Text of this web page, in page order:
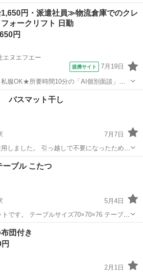
タップ ケーブル 収納 2708
駅 テーブル ケーブル
円・派遣社員≫物流倉庫でのクレ
ォークリフト 日勤
円
エヌエフエー
提携サイト 7月19日
私服OK★所要時間10分の「AI個別面談」が
勤務！日勤で稼げる！時給1650円！日払い
場でのフォークリフト作業 お仕事内容
バスマット干し
7月7日
しました。 引っ越しで不要になったため、
く利用できますが、 中古品であることをご
駅 テーブル
ーブル こたつ
5月4日
す。 テーブルサイズ70×70×76 テーブル
しです。
駅 テーブル
団付き
2月1日